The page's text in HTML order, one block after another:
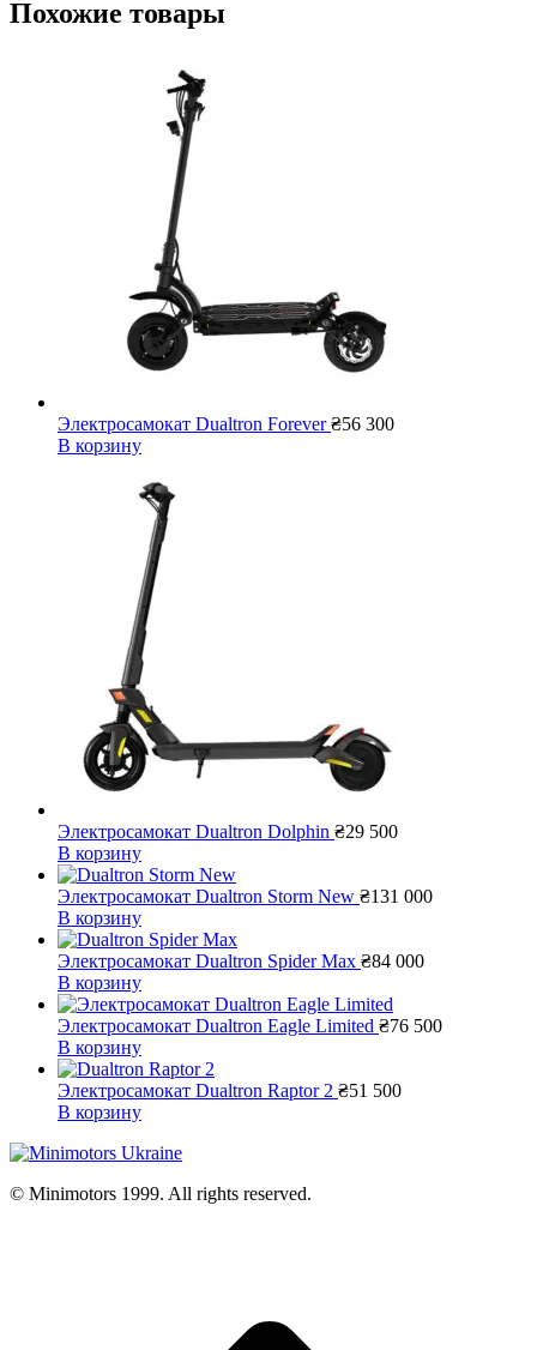
Похожие товары
Электросамокат Dualtron Forever₴56 300
В корзину
Электросамокат Dualtron Dolphin ₴29 500
В корзину
Электросамокат Dualtron Storm New ₴131 000
В корзину
Электросамокат Dualtron Spider Max ₴84 000
В корзину
Электросамокат Dualtron Eagle Limited ₴76 500
В корзину
Электросамокат Dualtron Raptor 2 ₴51 500
В корзину
© Minimotors 1999. All rights reserved.